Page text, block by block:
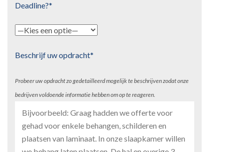
Deadline?*
Beschrijf uw opdracht*
Probeer uw opdracht zo gedetailleerd mogelijk te beschrijven zodat onze
bedrijven voldoende informatie hebben om op te reageren.